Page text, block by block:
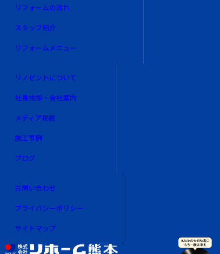
リフォームの流れ
スタッフ紹介
リフォームメニュー
リノゼントについて
社長挨拶・会社案内
メディア掲載
施工事例
ブログ
お問い合わせ
プライバシーポリシー
サイトマップ